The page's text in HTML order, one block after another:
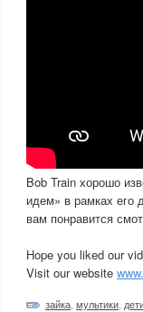
Bob Train хорошо
идем» в рамках его
вам понравится
Hope you liked our
Visit our website
зайка мультики